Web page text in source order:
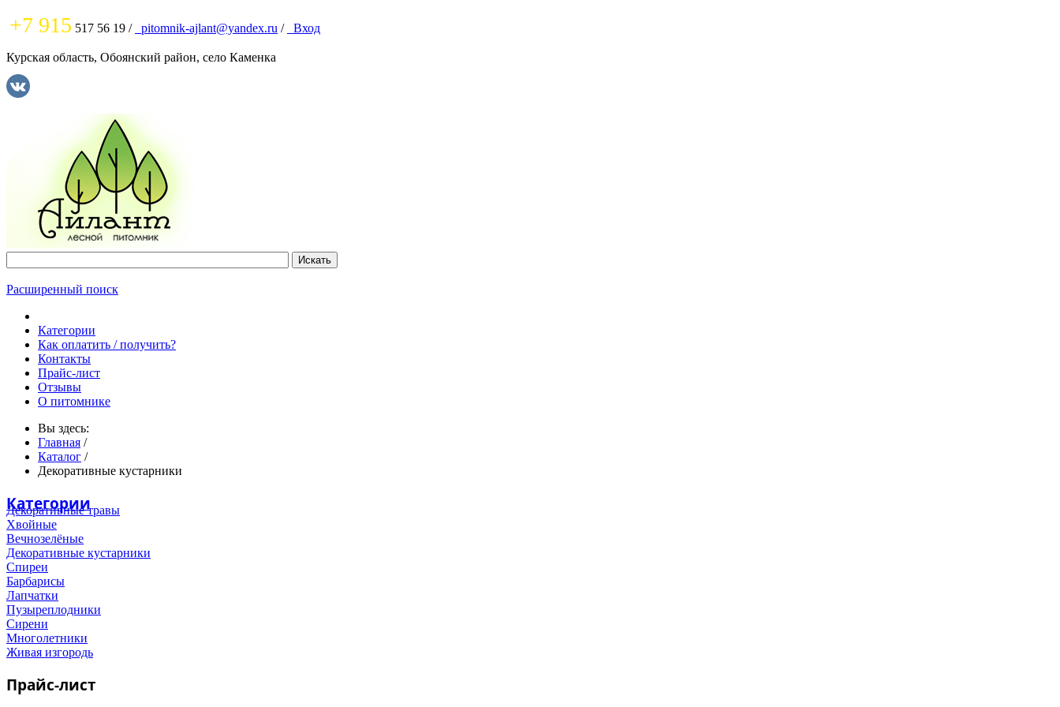
+7 915 517 56 19 / pitomnik-ajlant@yandex.ru / Вход
Курская область, Обоянский район, село Каменка
Расширенный поиск
Категории
Как оплатить / получить?
Контакты
Прайс-лист
Отзывы
О питомнике
Вы здесь:
Главная /
Каталог /
Декоративные кустарники
Категории
Декоративные травы
Хвойные
Вечнозелёные
Декоративные кустарники
Спиреи
Барбарисы
Лапчатки
Пузыреплодники
Сирени
Многолетники
Живая изгородь
Прайс-лист